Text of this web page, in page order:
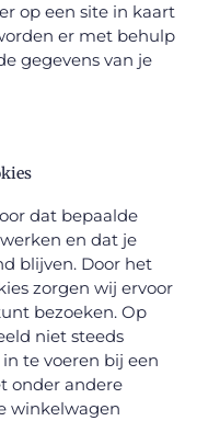
op een site in kaart
er met behulp
gegevens van je
dat bepaalde
en dat je
blijven. Door het
zorgen wij ervoor
bezoeken. Op
niet steeds
te voeren bij een
onder andere
winkelwagen